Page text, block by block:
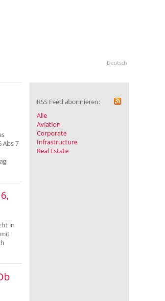
Deutsch
Abs 7
in
RSS Feed abonnieren:
Alle
Aviation
Corporate
Infrastructure
Real Estate